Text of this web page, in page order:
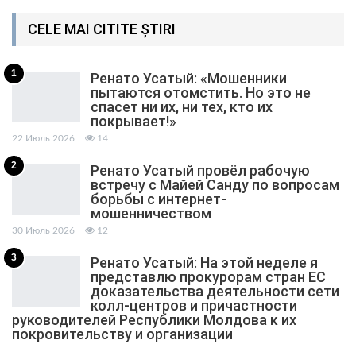
CELE MAI CITITE ȘTIRI
1
Ренато Усатый: «Мошенники
пытаются отомстить. Но это не
спасет ни их, ни тех, кто их
покрывает!»
22 Июль 2026 14
2
Ренато Усатый провёл рабочую
встречу с Майей Санду по вопросам
борьбы с интернет-
мошенничеством
30 Июль 2026 12
3
Ренато Усатый: На этой неделе я
представлю прокурорам стран ЕС
доказательства деятельности сети
колл-центров и причастности
руководителей Республики Молдова к их
покровительству и организации